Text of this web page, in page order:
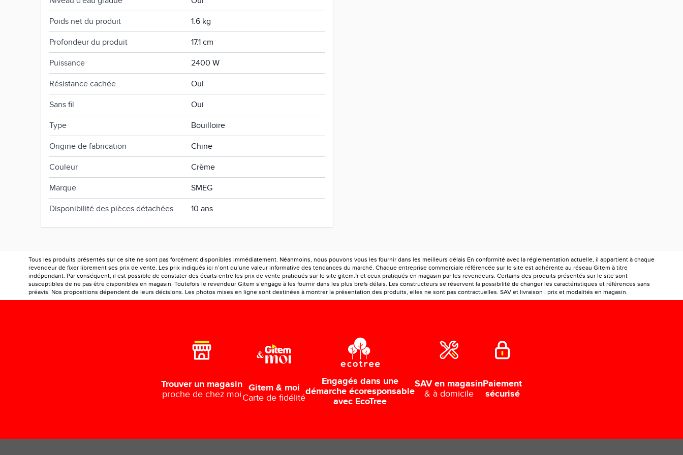
Poids net du produit 1.6 kg
Profondeur du produit 17.1 cm
Puissance 2400 W
Résistance cachée Oui
Sans fil Oui
Type Bouilloire
Origine de fabrication Chine
Couleur Crème
Marque SMEG
Disponibilité des pièces détachées 10 ans
Tous les produits présentés sur ce site ne sont pas forcément disponibles immédiatement. Néanmoins, nous pouvons vous les fournir dans les meilleurs délais En conformité avec la réglementation actuelle, il appartient à chaque
revendeur de fixer librement ses prix de vente. Les prix indiqués ici n’ont qu’une valeur informative des tendances du marché. Chaque entreprise commerciale référencée sur le site est adhérente au réseau Gitem à titre
indépendant. Par conséquent, il est possible de constater des écarts entre les prix de vente pratiqués sur le site gitem.fr et ceux pratiqués en magasin par les revendeurs. Certains des produits présentés sur le site sont
susceptibles de ne pas être disponibles en magasin. Toutefois le revendeur Gitem s’engage à les fournir dans les plus brefs délais. Les constructeurs se réservent la possibilité de changer les caractéristiques et références sans
préavis. Nos propositions dépendent de leurs décisions. Les photos mises en ligne sont destinées à montrer la présentation des produits, elles ne sont pas contractuelles. SAV et livraison : prix et modalités en magasin.
Trouver un magasin
proche de chez moi
Gitem & moi
Carte de fidélité
Engagés dans une
démarche écoresponsable
avec EcoTree
SAV en magasin
& à domicile
Paiement
sécurisé